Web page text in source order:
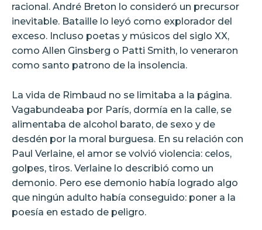
racional. André Breton lo consideró un precursor
inevitable. Bataille lo leyó como explorador del
exceso. Incluso poetas y músicos del siglo XX,
como Allen Ginsberg o Patti Smith, lo veneraron
como santo patrono de la insolencia.
La vida de Rimbaud no se limitaba a la página.
Vagabundeaba por París, dormía en la calle, se
alimentaba de alcohol barato, de sexo y de
desdén por la moral burguesa. En su relación con
Paul Verlaine, el amor se volvió violencia: celos,
golpes, tiros. Verlaine lo describió como un
demonio. Pero ese demonio había logrado algo
que ningún adulto había conseguido: poner a la
poesía en estado de peligro.